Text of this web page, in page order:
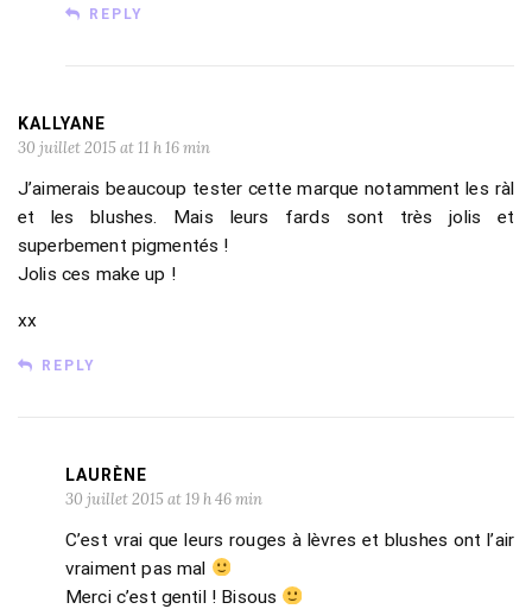
REPLY
KALLYANE
30 juillet 2015 at 11 h 16 min
J’aimerais beaucoup tester cette marque notamment les ràl
et les blushes. Mais leurs fards sont très jolis et
superbement pigmentés !
Jolis ces make up !
xx
REPLY
LAURÈNE
30 juillet 2015 at 19 h 46 min
C’est vrai que leurs rouges à lèvres et blushes ont l’air
vraiment pas mal
Merci c’est gentil ! Bisous